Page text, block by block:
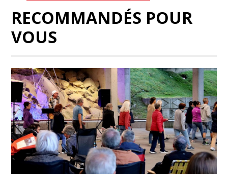
RECOMMANDÉS POUR
VOUS